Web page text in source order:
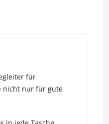
für
nicht nur für gute